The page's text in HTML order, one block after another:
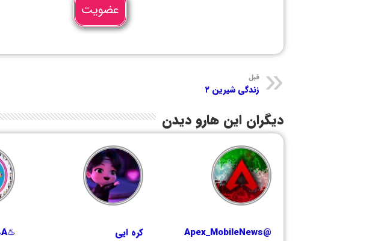
عضویت
قبل
زندگی شیرین ۲
دیگران این هارو دیدن
@Apex_MobileNews کره ایی ♨️CODMOBILCOD♨️A